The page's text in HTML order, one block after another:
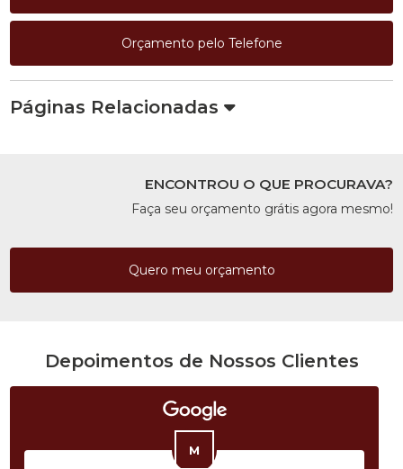
Orçamento pelo Telefone
Páginas Relacionadas
ENCONTROU O QUE PROCURAVA?
Faça seu orçamento grátis agora mesmo!
Quero meu orçamento
Depoimentos de Nossos Clientes